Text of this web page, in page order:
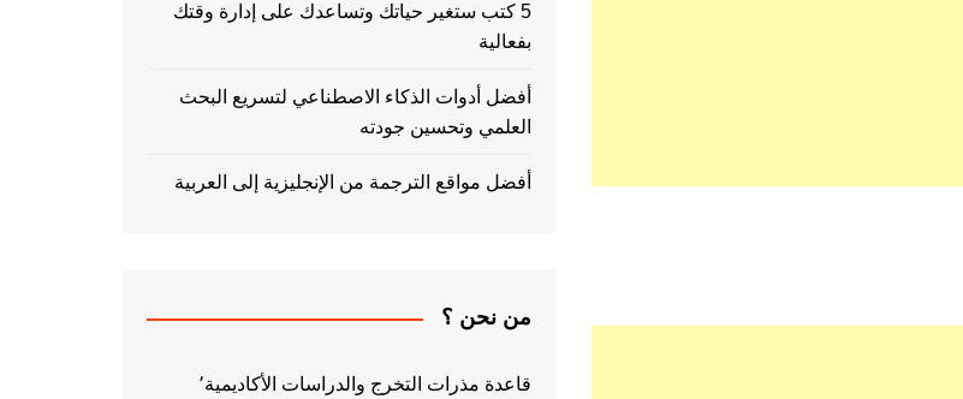
5 كتب ستغير حياتك وتساعدك على إدارة وقتك
بفعالية
أفضل أدوات الذكاء الاصطناعي لتسريع البحث
العلمي وتحسين جودته
أفضل مواقع الترجمة من الإنجليزية إلى العربية
من نحن ؟
قاعدة مذرات التخرج والدراسات الأكاديمية٬